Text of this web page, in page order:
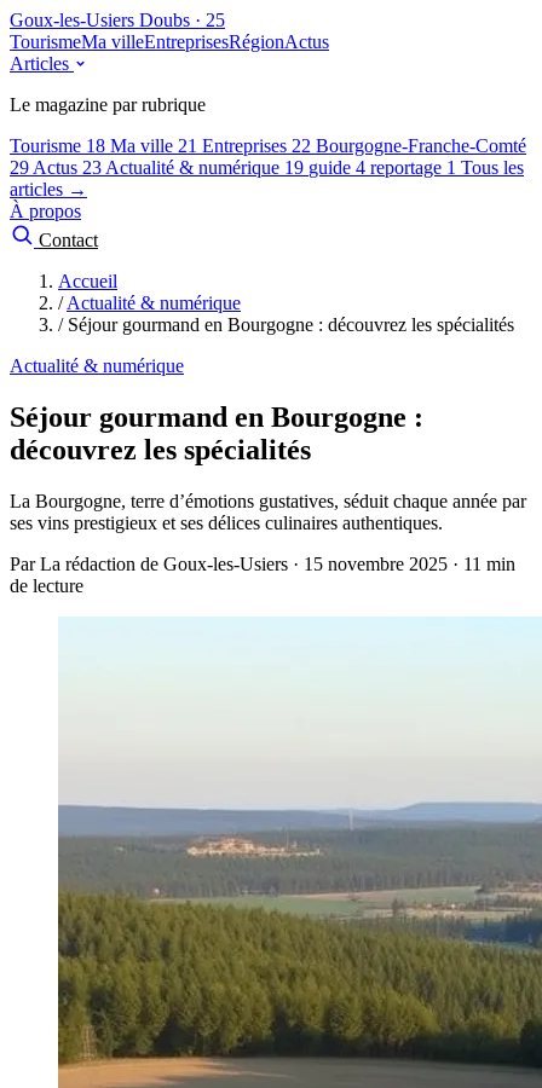
Goux-les-Usiers Doubs · 25
TourismeMa villeEntreprisesRégionActus
Articles
Le magazine par rubrique
Tourisme 18 Ma ville 21 Entreprises 22 Bourgogne-Franche-Comté
29 Actus 23 Actualité & numérique 19 guide 4 reportage 1 Tous les
articles →
À propos
Contact
Accueil
/ Actualité & numérique
/ Séjour gourmand en Bourgogne : découvrez les spécialités
Actualité & numérique
Séjour gourmand en Bourgogne :
découvrez les spécialités
La Bourgogne, terre d’émotions gustatives, séduit chaque année par
ses vins prestigieux et ses délices culinaires authentiques.
Par La rédaction de Goux-les-Usiers · 15 novembre 2025 · 11 min
de lecture